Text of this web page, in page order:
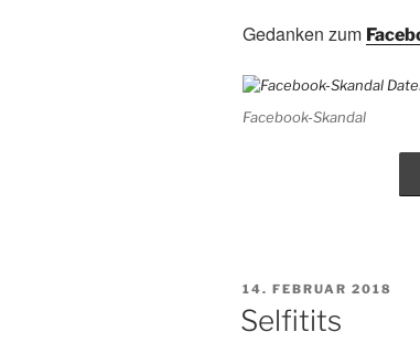
Gedanken zum
Facebook-Skandal
VERÖFFENTLICHT
AM
14. FEBRUAR 2018
Selfitits